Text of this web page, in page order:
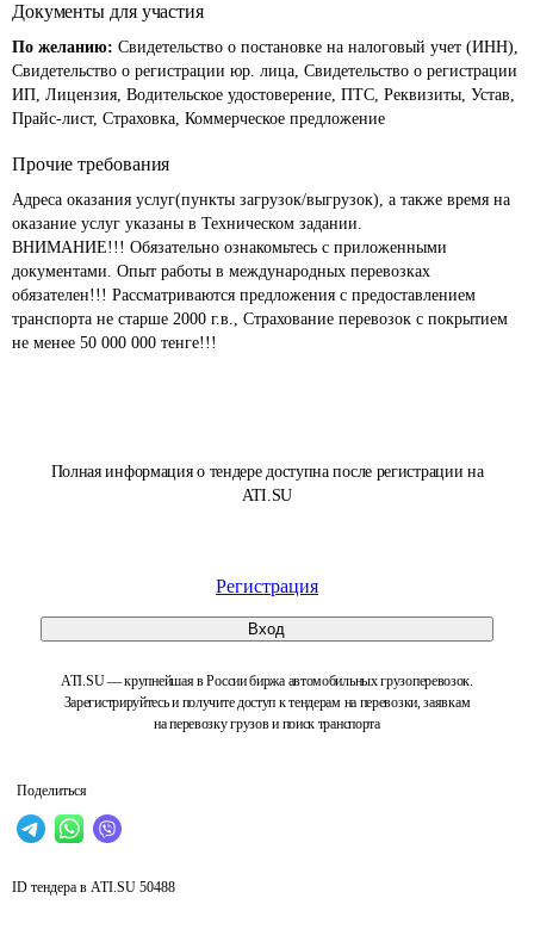
Полная информация о тендере доступна после регистрации на
ATI.SU
Регистрация
Вход
ATI.SU — крупнейшая в России биржа автомобильных грузоперевозок.
Зарегистрируйтесь и получите доступ к тендерам на перевозки, заявкам
на перевозку грузов и поиск транспорта
Поделиться
Документы для участия
По желанию: Свидетельство о постановке на налоговый учет (ИНН),
Свидетельство о регистрации юр. лица, Свидетельство о регистрации
ИП, Лицензия, Водительское удостоверение, ПТС, Реквизиты, Устав,
Прайс-лист, Страховка, Коммерческое предложение
Прочие требования
Адреса оказания услуг(пункты загрузок/выгрузок), а также время на
оказание услуг указаны в Техническом задании.
ВНИМАНИЕ!!! Обязательно ознакомьтесь с приложенными
документами. Опыт работы в международных перевозках
обязателен!!! Рассматриваются предложения с предоставлением
транспорта не старше 2000 г.в., Страхование перевозок с покрытием
не менее 50 000 000 тенге!!!
ID тендера в ATI.SU 50488